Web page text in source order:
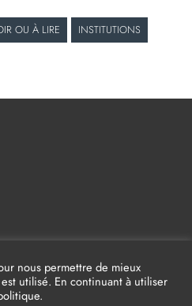
OU À LIRE
INSTITUTIONS
nous permettre de mieux
utilisé. En continuant à utiliser